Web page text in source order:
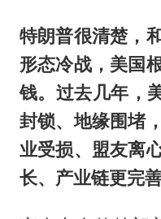
特朗普很清楚，
形态冷战，美国
钱。过去几年，
封锁、地缘围堵
业受损、盟友离
长、产业链更完